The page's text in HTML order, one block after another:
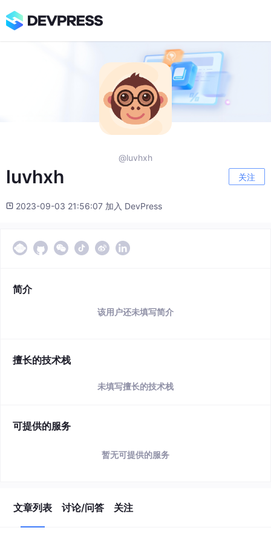
@luvhxh
luvhxh 关注
2023-09-03 21:56:07 加入 DevPress
简介
该用户还未填写简介
擅长的技术栈
未填写擅长的技术栈
可提供的服务
暂无可提供的服务
文章列表 讨论/问答 关注